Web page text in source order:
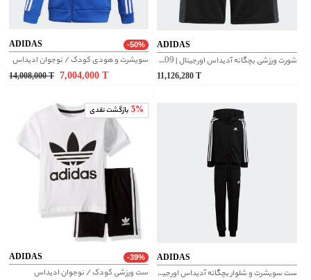
ADIDAS -50%
سویشرت و هودی کودک / نوجوان ادیداس
14,008,000 T 7,004,000
ADIDAS
شورت ورزشی بچگانه آدیداس اورجینال | IW6009
11,126,280
5% بازگشت نقدی
ADIDAS -39%
ست ورزشی کودک / نوجوان ادیداس
ADIDAS
ست سویشرت و شلوار بچگانه آدیداس اورجینال | HR5906